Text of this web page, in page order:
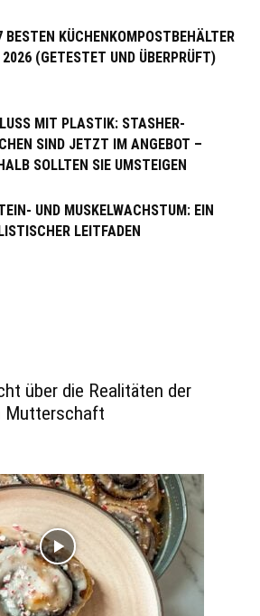
BESTEN KÜCHENKOMPOSTBEHÄLTER
(GETESTET UND ÜBERPRÜFT)
MIT PLASTIK: STASHER-
SIND JETZT IM ANGEBOT –
SOLLTEN SIE UMSTEIGEN
UND MUSKELWACHSTUM: EIN
LEITFADEN
über die Realitäten der
Mutterschaft